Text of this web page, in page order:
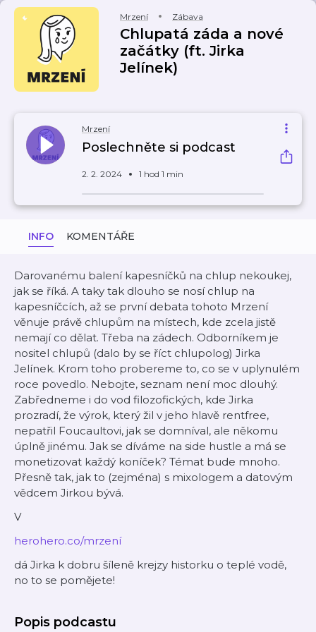
Mrzení Zábava
Chlupatá záda a nové
začátky (ft. Jirka
Jelínek)
Mrzení
Poslechněte si podcast
2. 2. 2024 1 hod 1 min
INFO KOMENTÁŘE
Darovanému balení kapesníčků na chlup nekoukej,
jak se říká. A taky tak dlouho se nosí chlup na
kapesníčcích, až se první debata tohoto Mrzení
věnuje právě chlupům na místech, kde zcela jistě
nemají co dělat. Třeba na zádech. Odborníkem je
nositel chlupů (dalo by se říct chlupolog) Jirka
Jelínek. Krom toho probereme to, co se v uplynulém
roce povedlo. Nebojte, seznam není moc dlouhý.
Zabředneme i do vod filozofických, kde Jirka
prozradí, že výrok, který žil v jeho hlavě rentfree,
nepatřil Foucaultovi, jak se domníval, ale někomu
úplně jinému. Jak se díváme na side hustle a má se
monetizovat každý koníček? Témat bude mnoho.
Přesně tak, jak to (zejména) s mixologem a datovým
vědcem Jirkou bývá.
V
herohero.co/mrzení
dá Jirka k dobru šíleně krejzy historku o teplé vodě,
no to se pomějete!
Popis podcastu